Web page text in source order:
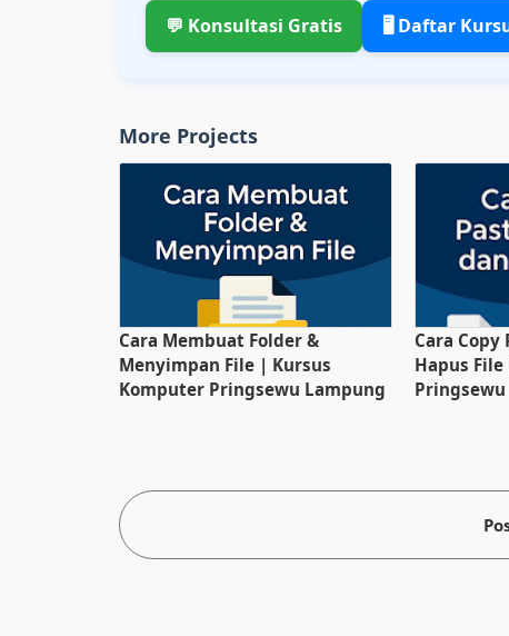
💬 Konsultasi Gratis 🖥️ Daftar
More Projects
Cara Membuat Folder &
Menyimpan File | Kursus
Komputer Pringsewu Lampung
Cara Copy
Hapus
Pringsewu